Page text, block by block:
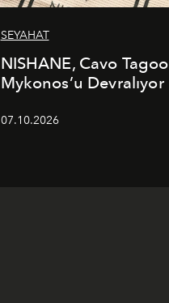
SEYAHAT
NISHANE, Cavo Tagoo
Mykonos’u Devralıyor
07.10.2026